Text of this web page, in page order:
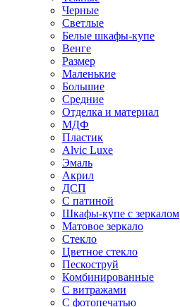
Черные
Светлые
Белые шкафы-купе
Венге
Размер
Маленькие
Большие
Средние
Отделка и материал
МДФ
Пластик
Alvic Luxe
Эмаль
Акрил
ДСП
С патиной
Шкафы-купе с зеркалом
Матовое зеркало
Стекло
Цветное стекло
Пескоструй
Комбинированные
С витражами
С фотопечатью